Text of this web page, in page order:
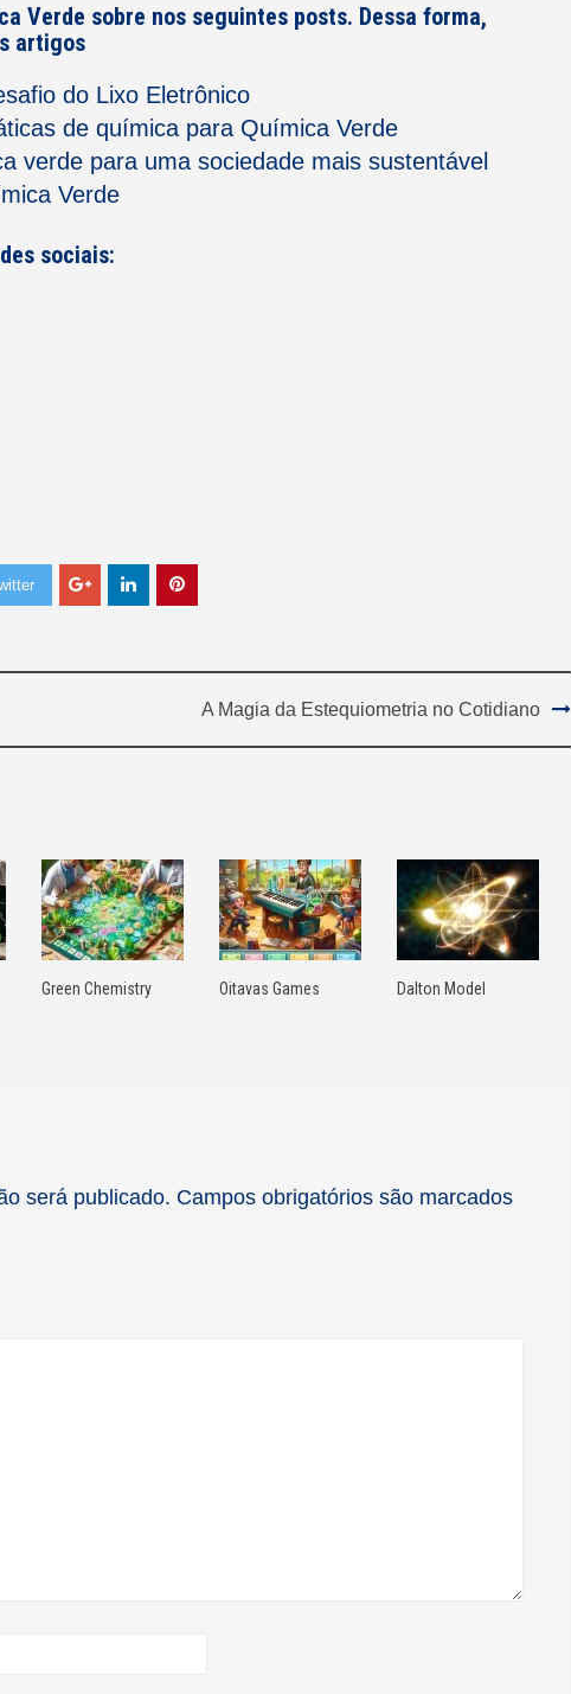
Verde sobre nos seguintes posts. Dessa forma,
artigos
do Lixo Eletrônico
de química para Química Verde
verde para uma sociedade mais sustentável
Verde
sociais:
A Magia da Estequiometria no Cotidiano
Green Chemistry Oitavas Games Dalton Model
será publicado. Campos obrigatórios são marcados